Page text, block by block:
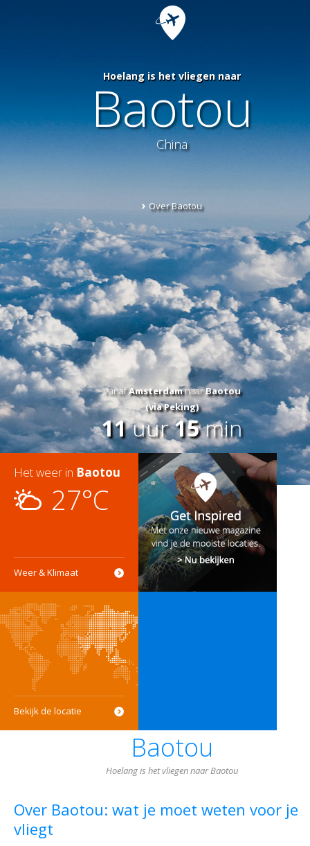
Hoelang is het vliegen naar
Baotou
China
Over Baotou
VanafAmsterdamnaarBaotou
(via Peking)
11uur15min
Het weer in Baotou
27°C
Weer & Klimaat
Bekijk de locatie
Baotou
Hoelang is het vliegen naar Baotou
Over Baotou: wat je moet weten voor je
vliegt